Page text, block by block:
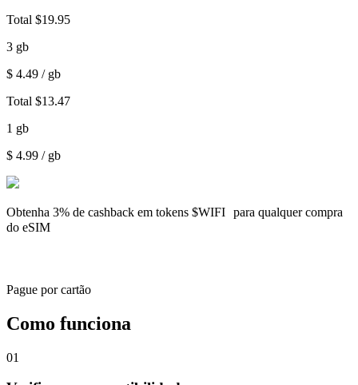
Total $19.95
3 gb
$ 4.49 / gb
Total $13.47
1 gb
$ 4.99 / gb
Obtenha 3% de cashback em tokens $WIFI para qualquer compra
do eSIM
Pague por cartão
Como funciona
01